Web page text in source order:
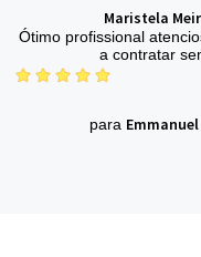
Maristela
Ótimo profissional
a contratar
para